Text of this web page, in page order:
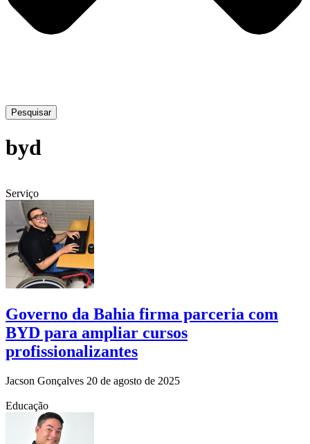
Pesquisar
byd
Serviço
Governo da Bahia firma parceria com
BYD para ampliar cursos
profissionalizantes
Jacson Gonçalves 20 de agosto de 2025
Educação